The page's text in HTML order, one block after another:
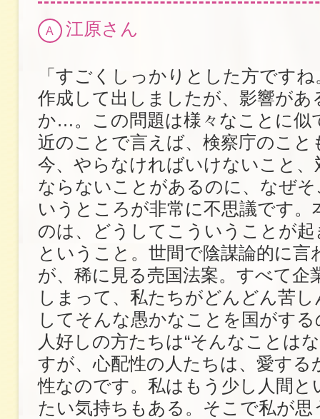
A 江原さん
「すごくしっかりとした方です
作成して出しましたが、影響があ
か…。この問題は様々なことに似
近のことで言えば、検察庁のこと
今、やらなければいけないこと
ならないことがあるのに、なぜ
いうところが非常に不思議です。
のは、どうしてこういうことが
ということ。世間で陰謀論的に言
が、稀に見る売国法案。すべて企
しまって、私たちがどんどん苦
してそんな愚かなことを国がす
人好しの方たちは“そんなことは
すが、心配性の人たちは、愛する
性なのです。私はもう少し人間と
たい気持ちもある。そこで私が思